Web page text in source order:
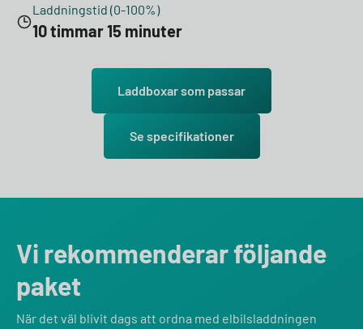
Laddningstid (0-100%)
10 timmar 15 minuter
Laddboxar som passar
Se specifikationer
Vi rekommenderar följande
paket
När det väl blivit dags att ordna med elbilsladdningen